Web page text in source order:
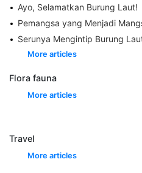
Ayo, Selamatkan Burung Laut!
Pemangsa yang Menjadi Mangsa: Kondisi Hiu dan
Serunya Mengintip Burung
More articles
Flora fauna
More articles
Travel
More articles